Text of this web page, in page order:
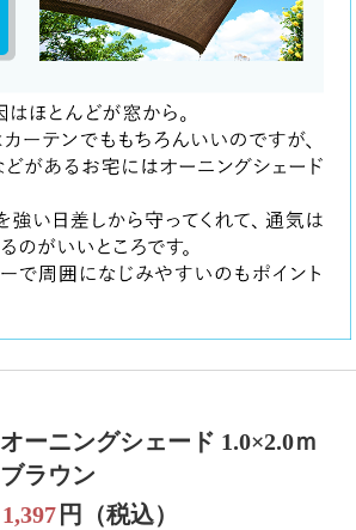
オーニングシェード 1.0×2.0ｍ
ブラウン
1,397 円（税込）